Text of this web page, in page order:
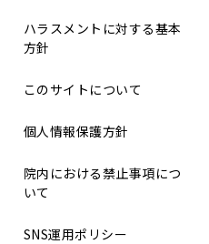
ハラスメントに対する基本
方針
このサイトについて
個人情報保護方針
院内における禁止事項につ
いて
SNS運用ポリシー